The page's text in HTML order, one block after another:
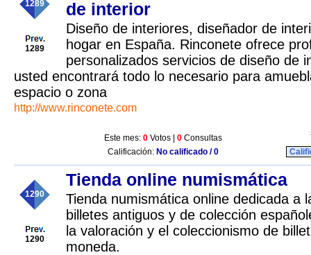
1289
1289
de interior
Diseño de interiores, diseñador de
hogar en España. Rinconete ofrece
personalizados servicios de diseño de
usted encontrará todo lo necesario para
espacio o zona
http://www.rinconete.com
Este mes: 0 Votos | 0 Consultas
Calificación: No calificado / 0
1290
1290
Tienda online numismática
Tienda numismática online dedicada a
billetes antiguos y de colección
la valoración y el coleccionismo de
moneda.